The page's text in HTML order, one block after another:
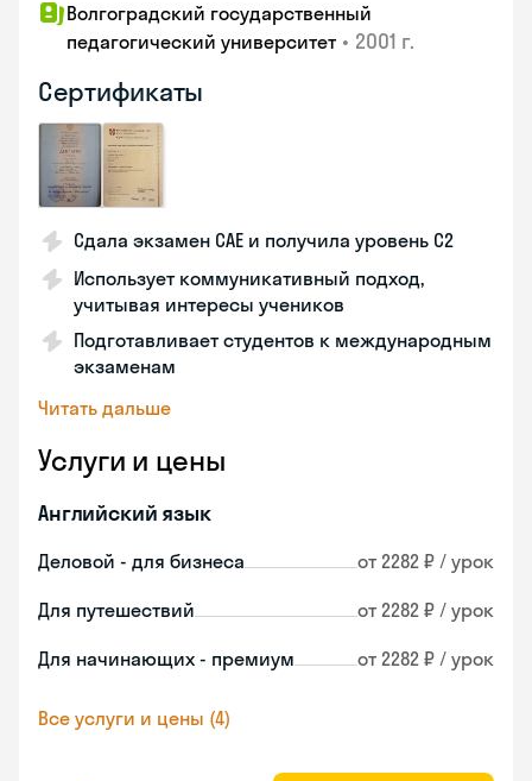
Волгоградский государственный
педагогический университет • 2001 г.
Сертификаты
Сдала экзамен CAE и получила уровень С2
Использует коммуникативный подход,
учитывая интересы учеников
Подготавливает студентов к международным
экзаменам
Читать дальше
Услуги и цены
Английский язык
Деловой - для бизнеса от 2282 ₽ / урок
Для путешествий от 2282 ₽ / урок
Для начинающих - премиум от 2282 ₽ / урок
Все услуги и цены (4)